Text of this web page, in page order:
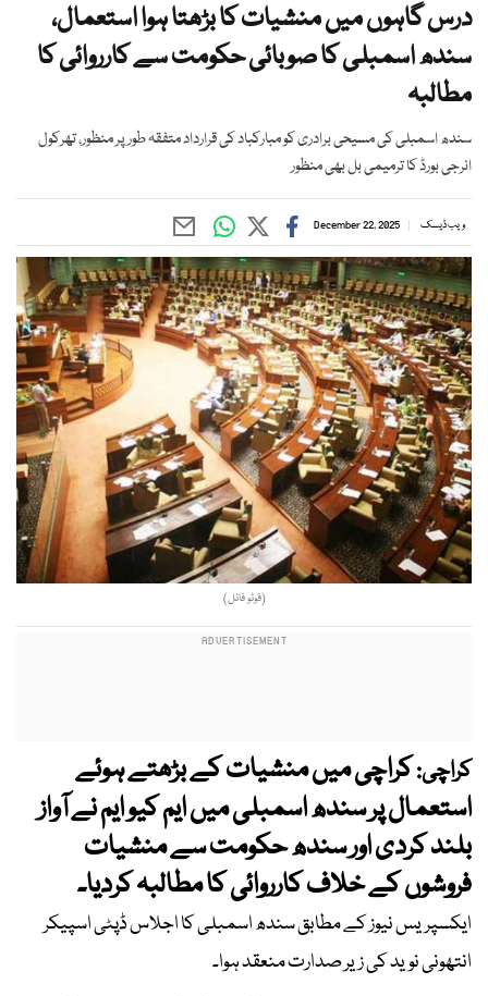
درس گاہوں میں منشیات کا بڑھتا ہوا استعمال،
سندھ اسمبلی کا صوبائی حکومت سے کارروائی کا
مطالبہ
سندھ اسمبلی کی مسیحی برادری کو مبارکباد کی قرارداد متفقہ طور پر منظور، تھرکول
انرجی بورڈ کا ترمیمی بل بھی منظور
ویب ڈیسک December 22, 2025
(فوٹو فائل)
کراچی:کراچی میں منشیات کے بڑھتے ہوئے
استعمال پر سندھ اسمبلی میں ایم کیو ایم نے آواز
بلند کردی اور سندھ حکومت سے منشیات
فروشوں کے خلاف کارروائی کا مطالبہ کردیا۔
ایکسپریس نیوز کے مطابق سندھ اسمبلی کا اجلاس ڈپٹی اسپیکر
انتھونی نوید کی زیر صدارت منعقد ہوا۔